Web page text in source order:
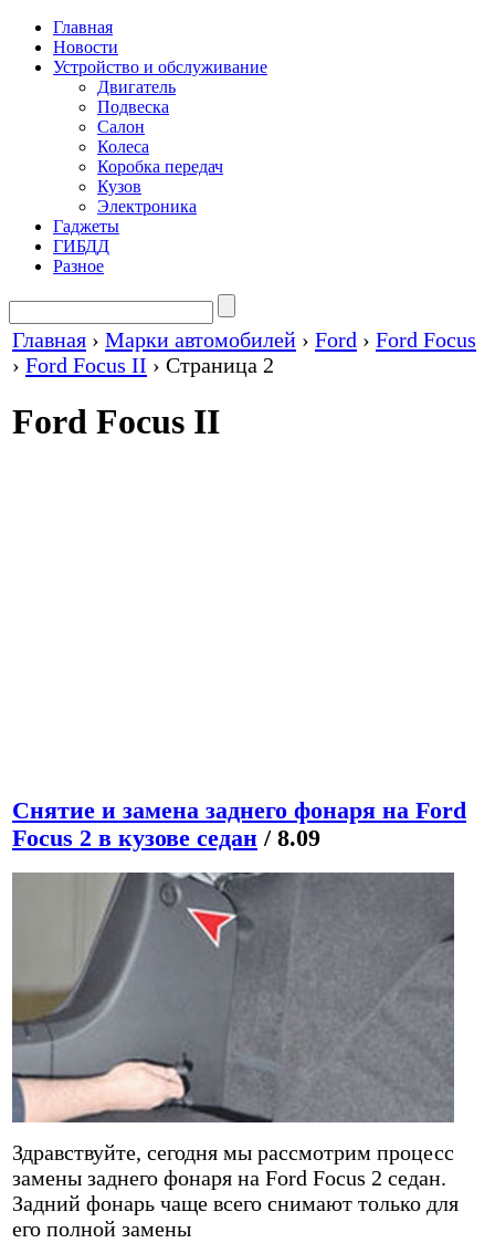
Главная
Новости
Устройство и обслуживание
Двигатель
Подвеска
Салон
Колеса
Коробка передач
Кузов
Электроника
Гаджеты
ГИБДД
Разное
Главная › Марки автомобилей › Ford › Ford Focus
› Ford Focus II › Страница 2
Ford Focus II
Снятие и замена заднего фонаря на Ford
Focus 2 в кузове седан / 8.09
Здравствуйте, сегодня мы рассмотрим процесс
замены заднего фонаря на Ford Focus 2 седан.
Задний фонарь чаще всего снимают только для
его полной замены